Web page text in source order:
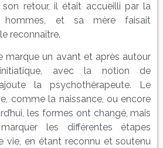
retour, il était accueilli par la
hommes, et sa mère faisait
reconnaître.
marque un avant et après autour
initiatique, avec la notion de
la psychothérapeute. Le
comme la naissance, ou encore
les formes ont changé, mais
les différentes étapes
vie, en étant reconnu et soutenu